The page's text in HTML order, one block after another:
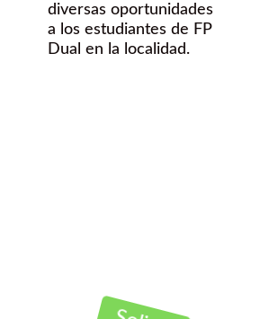
diversas oportunidades
a los estudiantes de FP
Dual en la localidad.